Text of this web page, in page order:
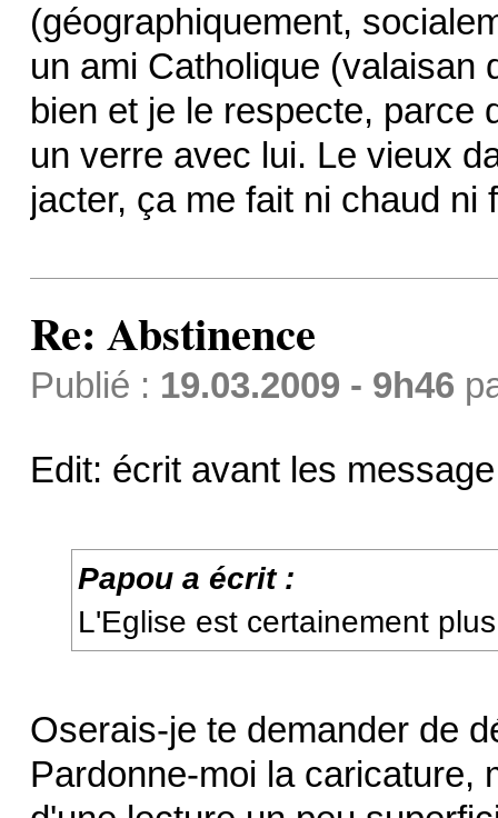
(géographiquement,
un ami Catholique (valaisan
bien et je le respecte, parce
un verre avec lui. Le vieux
jacter, ça me fait ni chaud ni
Re: Abstinence
Publié : 19.03.2009 - 9h46
Edit: écrit avant les
Papou a écrit :
L'Eglise est certainement
Oserais-je te demander de
Pardonne-moi la caricature,